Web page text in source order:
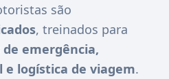
são
, treinados para
emergência,
logística de viagem.